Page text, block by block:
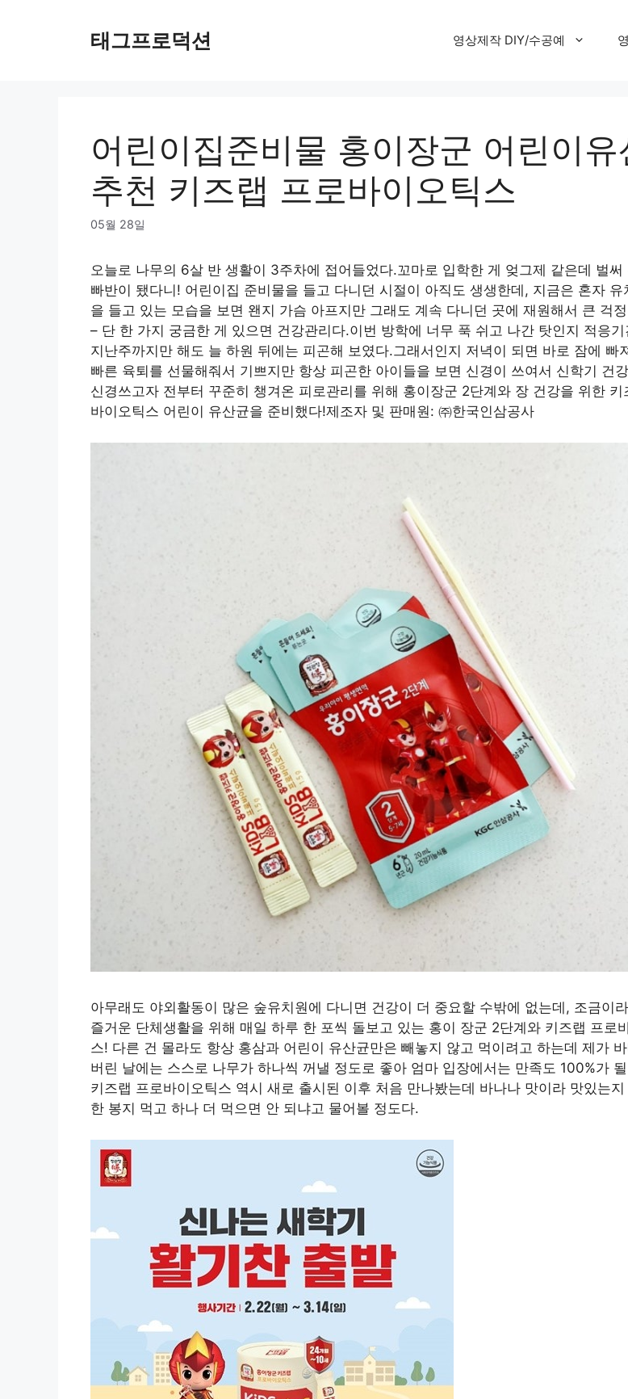
태그프로덕션 영상제작 DIY/수공예
어린이집준비물 홍이장군 어린이유
추천 키즈랩 프로바이오틱스
05월 28일
오늘로 나무의 6살 반 생활이 3주차에 접어들었다.꼬마로 입학한 게 엊그제 같은데 벌써
빠반이 됐다니! 어린이집 준비물을 들고 다니던 시절이 아직도 생생한데, 지금은 혼자 유
을 들고 있는 모습을 보면 왠지 가슴 아프지만 그래도 계속 다니던 곳에 재원해서 큰 걱
– 단 한 가지 궁금한 게 있으면 건강관리다.이번 방학에 너무 푹 쉬고 나간 탓인지 적응기
지난주까지만 해도 늘 하원 뒤에는 피곤해 보였다.그래서인지 저녁이 되면 바로 잠에 빠
빠른 육퇴를 선물해줘서 기쁘지만 항상 피곤한 아이들을 보면 신경이 쓰여서 신학기 건
신경쓰고자 전부터 꾸준히 챙겨온 피로관리를 위해 홍이장군 2단계와 장 건강을 위한 키
바이오틱스 어린이 유산균을 준비했다!제조자 및 판매원: ㈜한국인삼공사
아무래도 야외활동이 많은 숲유치원에 다니면 건강이 더 중요할 수밖에 없는데, 조금이
즐거운 단체생활을 위해 매일 하루 한 포씩 돌보고 있는 홍이 장군 2단계와 키즈랩 프로
스! 다른 건 몰라도 항상 홍삼과 어린이 유산균만은 빼놓지 않고 먹이려고 하는데 제가
버린 날에는 스스로 나무가 하나씩 꺼낼 정도로 좋아 엄마 입장에서는 만족도 100%가
키즈랩 프로바이오틱스 역시 새로 출시된 이후 처음 만나봤는데 바나나 맛이라 맛있는지
한 봉지 먹고 하나 더 먹으면 안 되냐고 물어볼 정도다.